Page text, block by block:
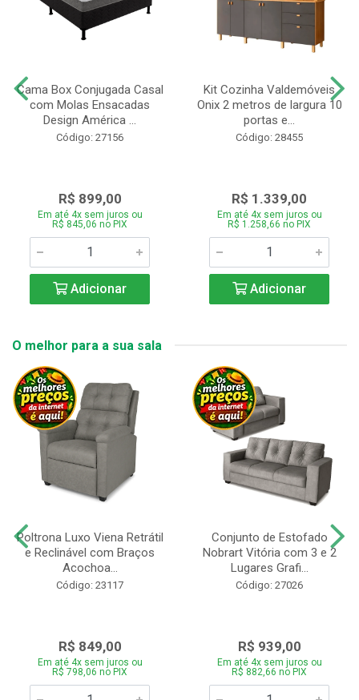
Cama Box Conjugada Casal
com Molas Ensacadas
Design América ...
Código: 27156
R$ 899,00
Em até 4x sem juros ou
R$ 845,06 no PIX
Adicionar
Kit Cozinha Valdemóveis
Onix 2 metros de largura 10
portas e...
Código: 28455
R$ 1.339,00
Em até 4x sem juros ou
R$ 1.258,66 no PIX
Adicionar
O melhor para a sua sala
Poltrona Luxo Viena Retrátil
e Reclinável com Braços
Acochoa...
Código: 23117
R$ 849,00
Em até 4x sem juros ou
R$ 798,06 no PIX
Conjunto de Estofado
Nobrart Vitória com 3 e 2
Lugares Grafi...
Código: 27026
R$ 939,00
Em até 4x sem juros ou
R$ 882,66 no PIX